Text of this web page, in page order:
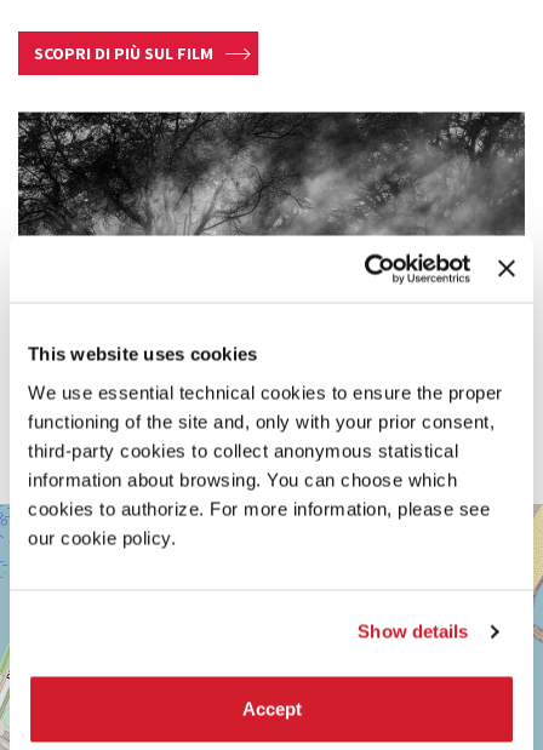
This website uses cookies
We use essential technical cookies to ensure the proper
functioning of the site and, only with your prior consent,
third-party cookies to collect anonymous statistical
information about browsing. You can choose which
cookies to authorize. For more information, please see
our cookie policy.
Show details
Accept
SCOPRI DI PIÙ SUL FILM
SALA
DARSENA
LUNGOMARE
LIDO
DI
VENEZIA
TEL.
0415218711